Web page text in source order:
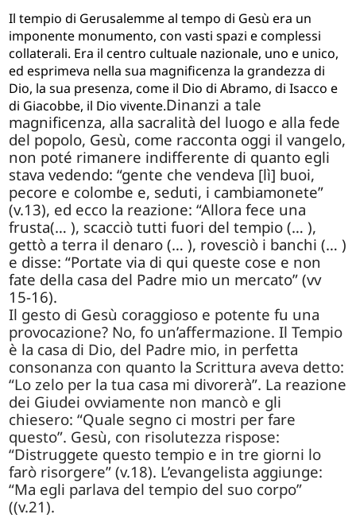
Il tempio di Gerusalemme al tempo di Gesù era un
imponente monumento, con vasti spazi e complessi
collaterali. Era il centro cultuale nazionale, uno e unico,
ed esprimeva nella sua magnificenza la grandezza di
Dio, la sua presenza, come il Dio di Abramo, di Isacco e
di Giacobbe, il Dio vivente.Dinanzi a tale
magnificenza, alla sacralità del luogo e alla fede
del popolo, Gesù, come racconta oggi il vangelo,
non poté rimanere indifferente di quanto egli
stava vedendo: “gente che vendeva [lì] buoi,
pecore e colombe e, seduti, i cambiamonete”
(v.13), ed ecco la reazione: “Allora fece una
frusta(… ), scacciò tutti fuori del tempio (… ),
gettò a terra il denaro (… ), rovesciò i banchi (… )
e disse: “Portate via di qui queste cose e non
fate della casa del Padre mio un mercato” (vv
15-16).
Il gesto di Gesù coraggioso e potente fu una
provocazione? No, fo un’affermazione. Il Tempio
è la casa di Dio, del Padre mio, in perfetta
consonanza con quanto la Scrittura aveva detto:
“Lo zelo per la tua casa mi divorerà”. La reazione
dei Giudei ovviamente non mancò e gli
chiesero: “Quale segno ci mostri per fare
questo”. Gesù, con risolutezza rispose:
“Distruggete questo tempio e in tre giorni lo
farò risorgere” (v.18). L’evangelista aggiunge:
“Ma egli parlava del tempio del suo corpo”
((v.21).